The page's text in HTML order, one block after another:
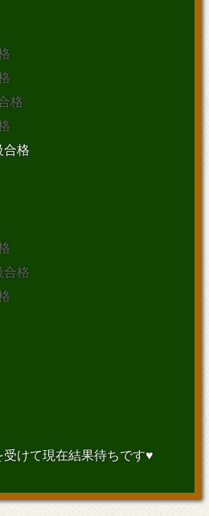
格
合格
合格
受けて現在結果待ちです♥